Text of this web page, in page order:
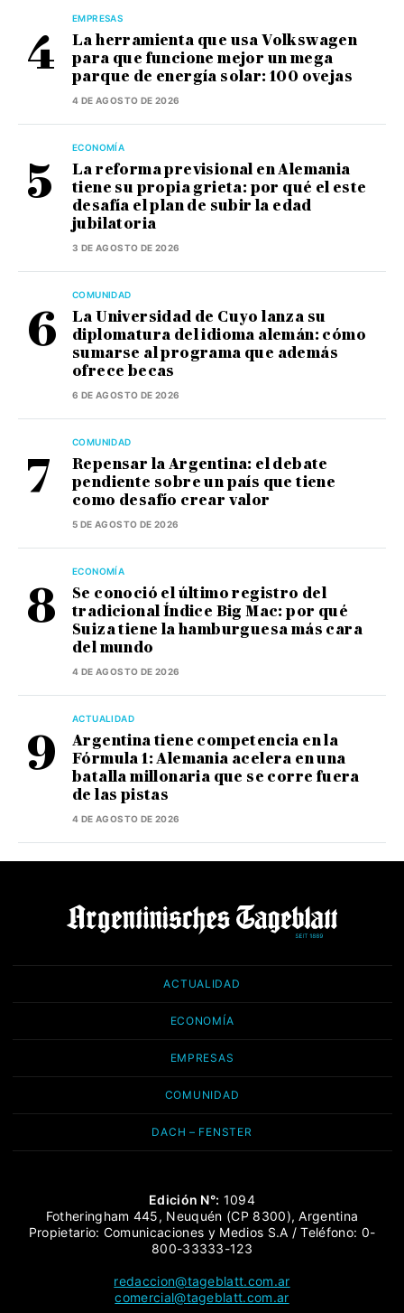
EMPRESAS
La herramienta que usa Volkswagen
para que funcione mejor un mega
parque de energía solar: 100 ovejas
4 DE AGOSTO DE 2026
ECONOMÍA
La reforma previsional en Alemania
tiene su propia grieta: por qué el este
desafía el plan de subir la edad
jubilatoria
3 DE AGOSTO DE 2026
COMUNIDAD
La Universidad de Cuyo lanza su
diplomatura del idioma alemán: cómo
sumarse al programa que además
ofrece becas
6 DE AGOSTO DE 2026
COMUNIDAD
Repensar la Argentina: el debate
pendiente sobre un país que tiene
como desafío crear valor
5 DE AGOSTO DE 2026
ECONOMÍA
Se conoció el último registro del
tradicional Índice Big Mac: por qué
Suiza tiene la hamburguesa más cara
del mundo
4 DE AGOSTO DE 2026
ACTUALIDAD
Argentina tiene competencia en la
Fórmula 1: Alemania acelera en una
batalla millonaria que se corre fuera
de las pistas
4 DE AGOSTO DE 2026
ACTUALIDAD
ECONOMÍA
EMPRESAS
COMUNIDAD
DACH – FENSTER
Edición N°: 1094
Fotheringham 445, Neuquén (CP 8300), Argentina
Propietario: Comunicaciones y Medios S.A / Teléfono: 0-
800-33333-123
redaccion@tageblatt.com.ar
comercial@tageblatt.com.ar